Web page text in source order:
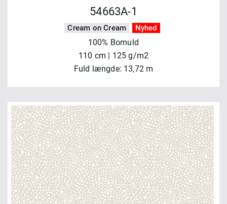
54663A-1
Cream on Cream Nyhed
100% Bomuld
110 cm | 125 g/m2
Fuld længde: 13,72 m